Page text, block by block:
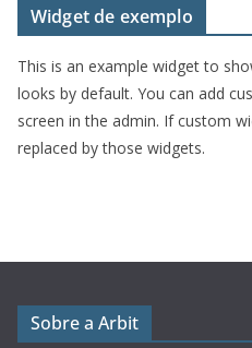
Widget de exemplo
This is an example widget to
looks by default. You can add
screen in the admin. If custom
replaced by those widgets.
Sobre a Arbit